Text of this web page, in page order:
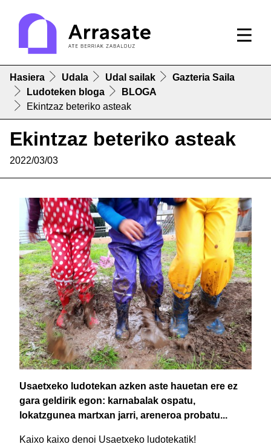
Hasiera Udala Udal sailak
Gazteria Saila
Ludoteken bloga
BLOGA
Ekintzaz beteriko asteak
Ekintzaz beteriko asteak
2022/03/03
Usaetxeko ludotekan azken aste hauetan ere ez
gara geldirik egon: karnabalak ospatu,
lokatzgunea martxan jarri, areneroa probatu...
Kaixo kaixo denoi Usaetxeko ludotekatik!